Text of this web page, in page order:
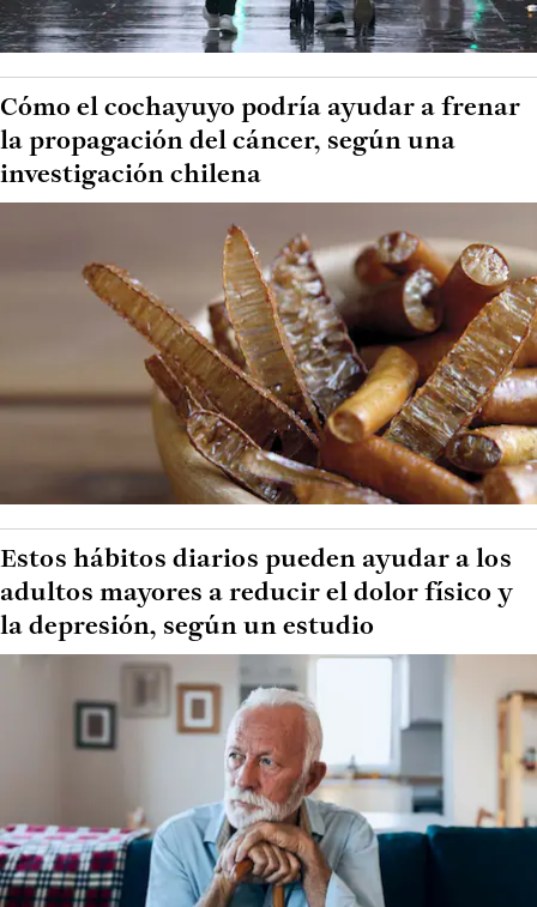
Cómo el cochayuyo podría ayudar a frenar
la propagación del cáncer, según una
investigación chilena
Estos hábitos diarios pueden ayudar a los
adultos mayores a reducir el dolor físico y
la depresión, según un estudio